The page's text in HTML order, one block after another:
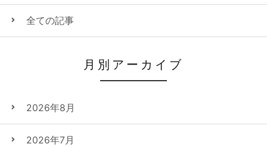
全ての記事
月別アーカイブ
2026年8月
2026年7月